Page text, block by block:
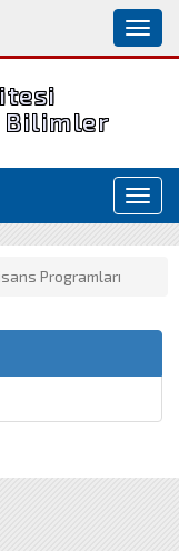
Bilimler
Programları